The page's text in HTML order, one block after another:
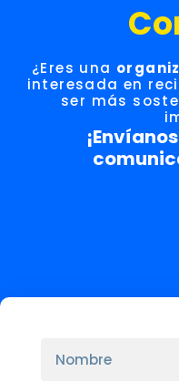
¿Eres una
interesada en
ser más